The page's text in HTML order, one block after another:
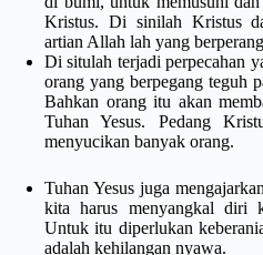
Kristus. Di sinilah Kristus
artian Allah lah yang
Di situlah terjadi perpecahan
orang yang berpegang teguh
Bahkan orang itu akan
Tuhan Yesus. Pedang
menyucikan banyak orang.
Tuhan Yesus juga
kita harus menyangkal diri
Untuk itu diperlukan
adalah kehilangan nyawa.